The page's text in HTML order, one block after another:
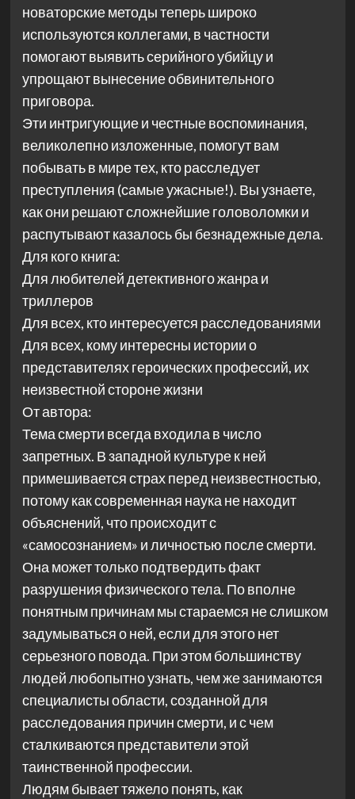
новаторские методы теперь широко
используются коллегами, в частности
помогают выявить серийного убийцу и
упрощают вынесение обвинительного
приговора.
Эти интригующие и честные воспоминания,
великолепно изложенные, помогут вам
побывать в мире тех, кто расследует
преступления (самые ужасные!). Вы узнаете,
как они решают сложнейшие головоломки и
распутывают казалось бы безнадежные дела.
Для кого книга:
Для любителей детективного жанра и
триллеров
Для всех, кто интересуется расследованиями
Для всех, кому интересны истории о
представителях героических профессий, их
неизвестной стороне жизни
От автора:
Тема смерти всегда входила в число
запретных. В западной культуре к ней
примешивается страх перед неизвестностью,
потому как современная наука не находит
объяснений, что происходит с
«самосознанием» и личностью после смерти.
Она может только подтвердить факт
разрушения физического тела. По вполне
понятным причинам мы стараемся не слишком
задумываться о ней, если для этого нет
серьезного повода. При этом большинству
людей любопытно узнать, чем же занимаются
специалисты области, созданной для
расследования причин смерти, и с чем
сталкиваются представители этой
таинственной профессии.
Людям бывает тяжело понять, как